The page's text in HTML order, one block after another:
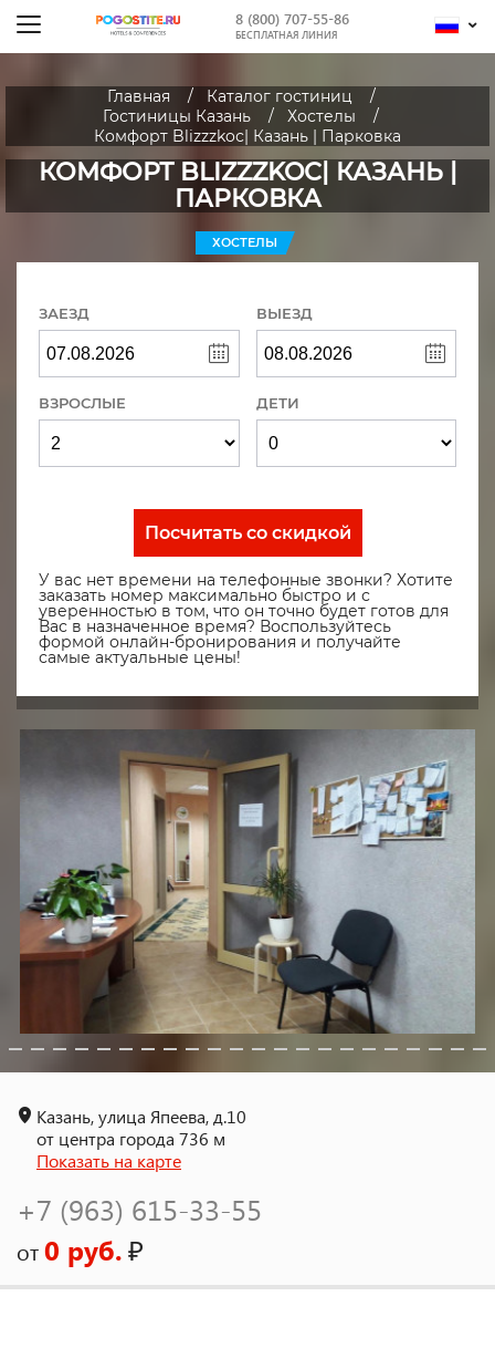
8 (800) 707-55-86
БЕСПЛАТНАЯ ЛИНИЯ
Главная
Каталог гостиниц
Гостиницы Казань
Хостелы
Комфорт Blizzzkoс| Казань | Парковка
КОМФОРТ BLIZZZKOС| КАЗАНЬ |
ПАРКОВКА
ХОСТЕЛЫ
ЗАЕЗД ВЫЕЗД
ВЗРОСЛЫЕ ДЕТИ
Посчитать со скидкой
У вас нет времени на телефонные звонки? Хотите
заказать номер максимально быстро и с
уверенностью в том, что он точно будет готов для
Вас в назначенное время? Воспользуйтесь
формой онлайн-бронирования и получайте
самые актуальные цены!
Казань, улица Япеева, д.10
от центра города 736 м
Показать на карте
+7 (963) 615-33-55
от0 руб.₽